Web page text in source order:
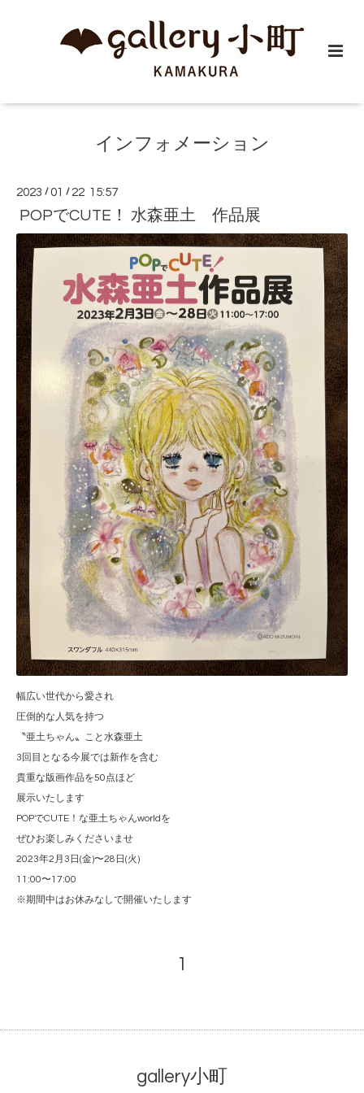
インフォメーション
2023 /01 / 22 15:57
POPでCUTE！ 水森亜土 作品展
幅広い世代から愛され
圧倒的な人気を持つ
〝亜土ちゃん〟こと水森亜土
3回目となる今展では新作を含む
貴重な版画作品を50点ほど
展示いたします
POPでCUTE！な亜土ちゃんworldを
ぜひお楽しみくださいませ
2023年2月3日(金)〜28日(火)
11:00〜17:00
※期間中はお休みなしで開催いたします
1
gallery小町